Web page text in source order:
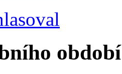
období